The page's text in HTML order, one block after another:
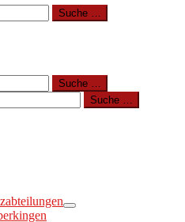
Suche …
Suche …
Suche …